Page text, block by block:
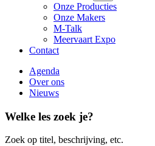
Onze Producties
Onze Makers
M-Talk
Meervaart Expo
Contact
Agenda
Over ons
Nieuws
Welke les zoek je?
Zoek op titel, beschrijving, etc.